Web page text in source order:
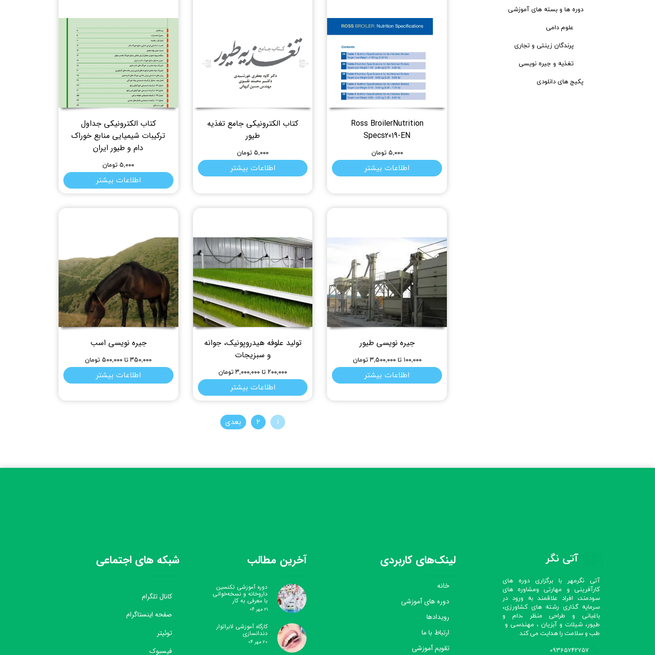
دوره ها و بسته های آموزشی
علوم دامی
پرندگان زینتی و تجاری
تغذیه و جیره نویسی
پکیج های دانلودی
Ross BroilerNutrition
Specs2019-EN
۵,۰۰۰ تومان
اطلاعات بیشتر
کتاب الکترونیکی جامع تغذیه
طیور
۵,۰۰۰ تومان
اطلاعات بیشتر
کتاب الکترونیکی جداول
ترکیبات شیمیایی منابع خوراک
دام و طیور ایران
۵,۰۰۰ تومان
اطلاعات بیشتر
جیره نویسی طیور
۱۰۰,۰۰۰ تا ۳,۵۰۰,۰۰۰ تومان
اطلاعات بیشتر
تولید علوفه هیدروپونیک، جوانه
و سبزیجات
۲۰۰,۰۰۰ تا ۳,۰۰۰,۰۰۰ تومان
اطلاعات بیشتر
جیره نویسی اسب
۳۵۰,۰۰۰ تا ۵۰۰,۰۰۰ تومان
اطلاعات بیشتر
۱ ۲ بعدی
آتی نگر
آتی نگرمهر با برگزاری دوره های
کارآفرینی و مهارتی ومشاوره های
سودمند، افراد علاقمند به ورود در
سرمایه گذاری رشته های کشاورزی،
باغبانی و طراحی منظر ،دام و
طیور، شیلات و آبزیان ، مهندسی و
طب و سلامت را هدایت می کند​​​​​​​
09365742757
لینک‌های کاربردی
خانه
دوره های آموزشی
رویدادها
ارتباط با ما
تقویم آموزشی
آخرین مطالب
دوره آموزشی تکنسین
داروخانه و نسخه‌خوانی
با معرفی به کار
۲۱ مهر ۰۴
کارگاه آموزشی لابراتوار
دندانسازی
۲۰ مهر ۰۴
شبکه های اجتماعی
کانال تلگرام
صفحه اینستاگرام
توئیتر
فیسبوک